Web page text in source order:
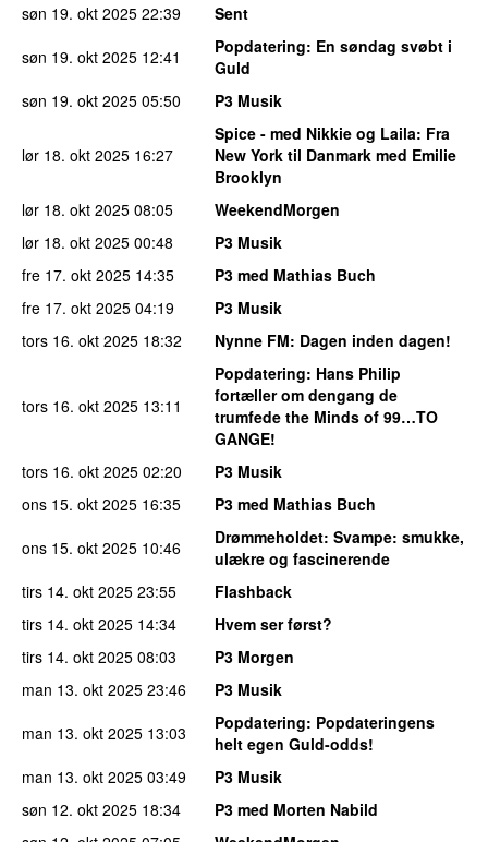
søn 19. okt 2025 22:39
Sent
søn 19. okt 2025 12:41 Popdatering: En søndag svøbt i
Guld
søn 19. okt 2025 05:50 P3 Musik
lør 18. okt 2025 16:27
Spice - med Nikkie og Laila: Fra
New York til Danmark med Emilie
Brooklyn
lør 18. okt 2025 08:05
WeekendMorgen
lør 18. okt 2025 00:48
P3 Musik
fre 17. okt 2025 14:35
P3 med Mathias Buch
fre 17. okt 2025 04:19
P3 Musik
tors 16. okt 2025 18:32 Nynne FM: Dagen inden dagen!
tors 16. okt 2025 13:11
Popdatering: Hans Philip
fortæller om dengang de
trumfede the Minds of 99…TO
GANGE!
tors 16. okt 2025 02:20
P3 Musik
ons 15. okt 2025 16:35
P3 med Mathias Buch
ons 15. okt 2025 10:46 Drømmeholdet: Svampe: smukke,
ulækre og fascinerende
tirs 14. okt 2025 23:55
Flashback
tirs 14. okt 2025 14:34
Hvem ser først?
tirs 14. okt 2025 08:03
P3 Morgen
man 13. okt 2025 23:46
P3 Musik
man 13. okt 2025 13:03 Popdatering: Popdateringens
helt egen Guld-odds!
man 13. okt 2025 03:49
P3 Musik
søn 12. okt 2025 18:34
P3 med Morten Nabild